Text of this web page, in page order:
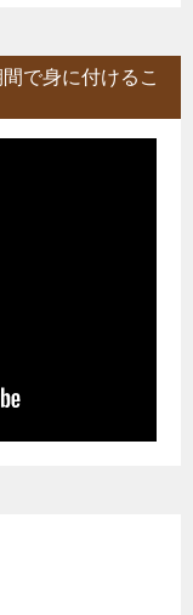
で身に付けるこ